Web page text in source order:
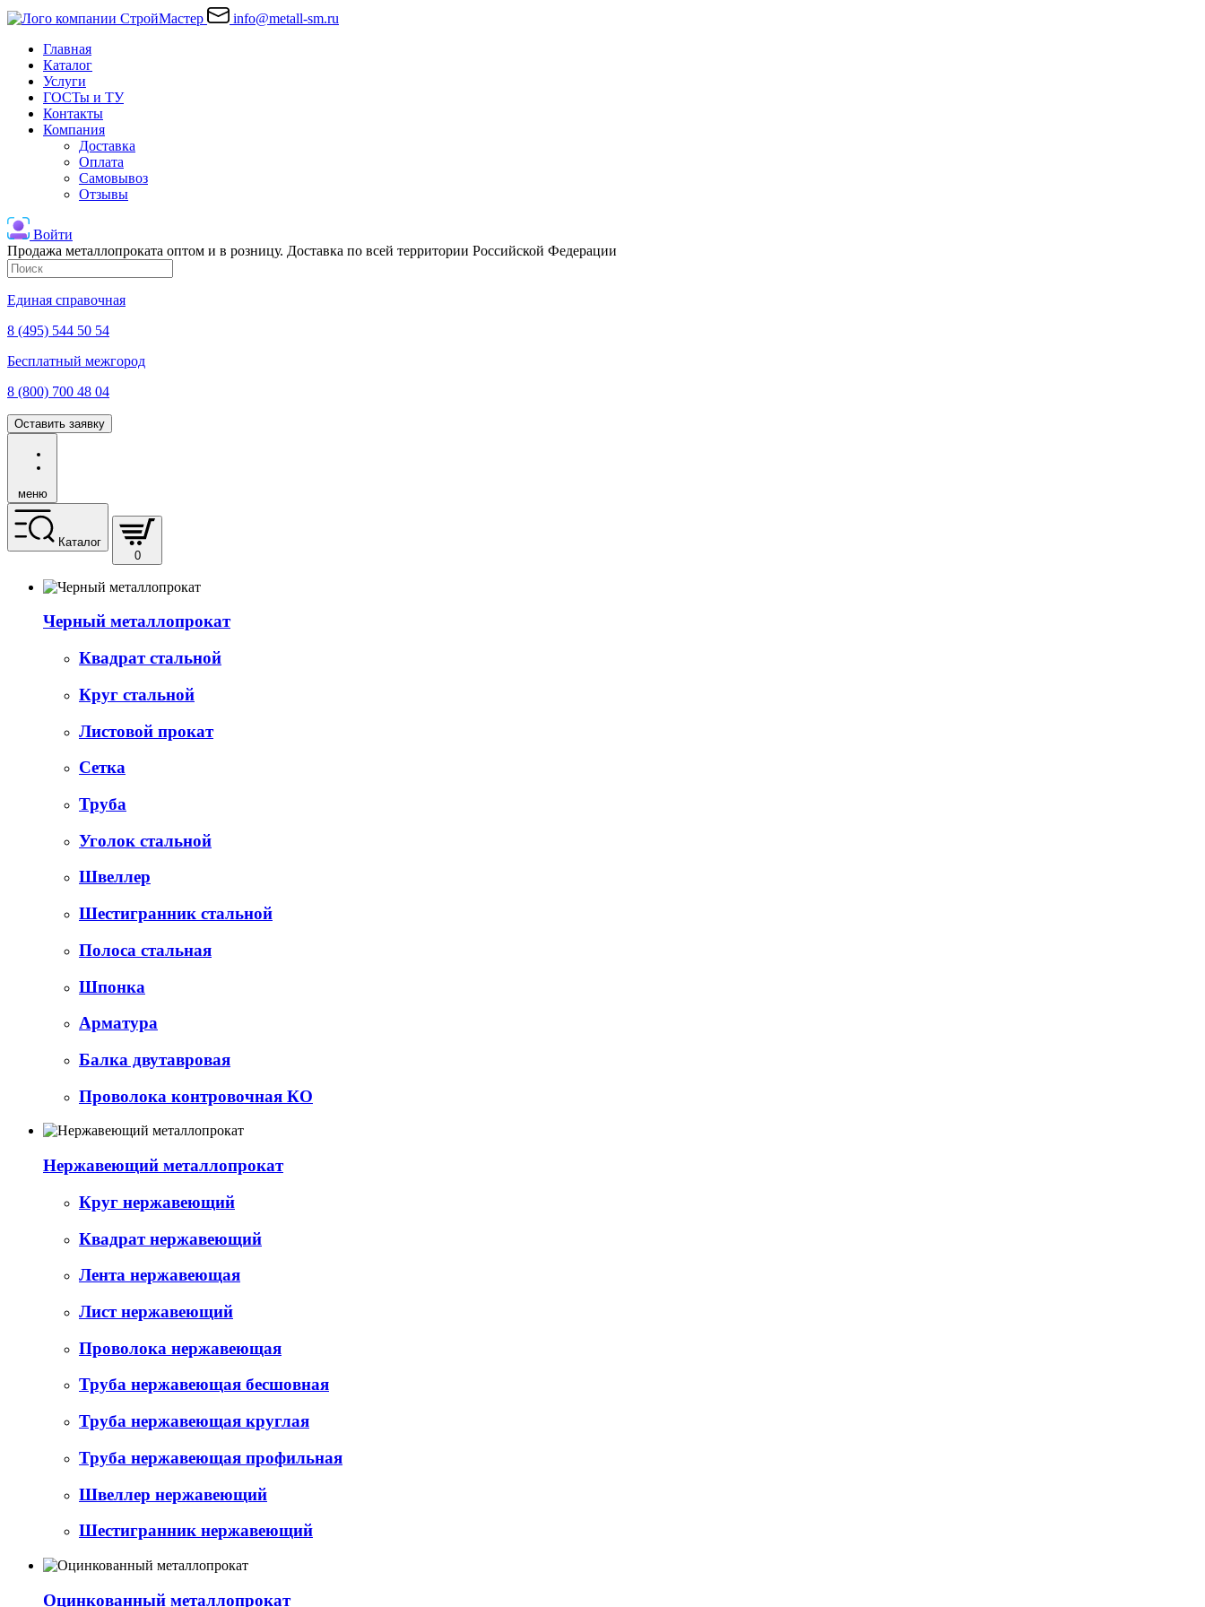
info@metall-sm.ru
Главная
Каталог
Услуги
ГОСТы и ТУ
Контакты
Компания
Доставка
Оплата
Самовывоз
Отзывы
Войти
Продажа металлопроката оптом и в розницу. Доставка по всей территории Российской Федерации
Единая справочная
8 (495) 544 50 54
Бесплатный межгород
8 (800) 700 48 04
Оставить заявку
меню
Каталог
0
Черный металлопрокат
Квадрат стальной
Круг стальной
Листовой прокат
Сетка
Труба
Уголок стальной
Швеллер
Шестигранник стальной
Полоса стальная
Шпонка
Арматура
Балка двутавровая
Проволока контровочная КО
Нержавеющий металлопрокат
Круг нержавеющий
Квадрат нержавеющий
Лента нержавеющая
Лист нержавеющий
Проволока нержавеющая
Труба нержавеющая бесшовная
Труба нержавеющая круглая
Труба нержавеющая профильная
Швеллер нержавеющий
Шестигранник нержавеющий
Оцинкованный металлопрокат